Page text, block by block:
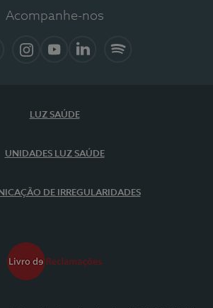
Acompanhe-nos
LUZ SAÚDE
UNIDADES LUZ SAÚDE
DE IRREGULARIDADES